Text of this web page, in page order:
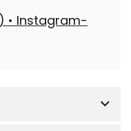
• Instagram-